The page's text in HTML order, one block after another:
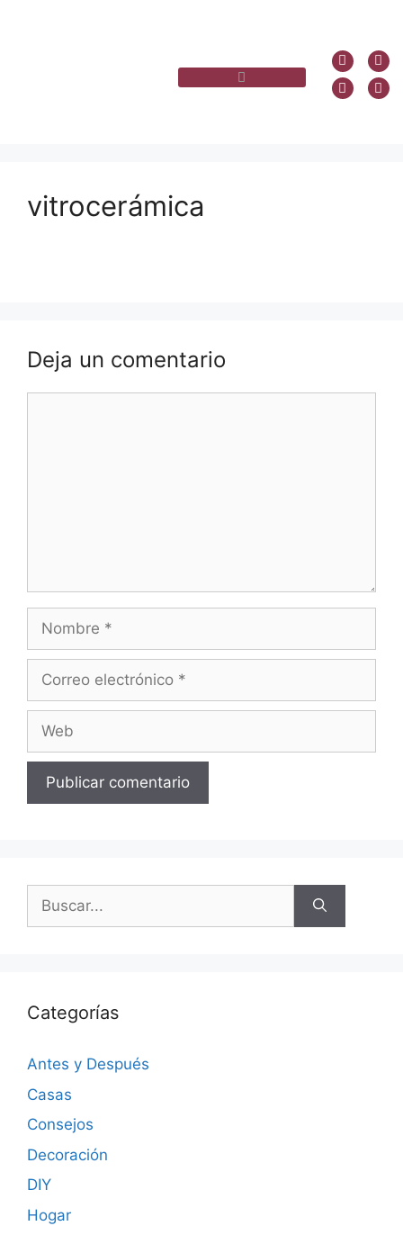
vitrocerámica
Deja un comentario
Categorías
Antes y Después
Casas
Consejos
Decoración
DIY
Hogar